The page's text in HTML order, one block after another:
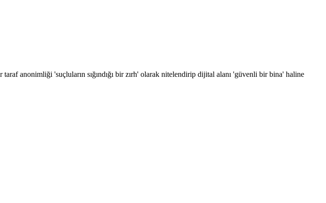
anonimliği 'suçluların sığındığı bir zırh' olarak nitelendirip dijital alanı 'güvenli bir bina' haline